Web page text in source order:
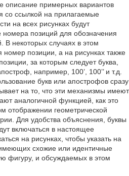
описание примерных вариантов
со ссылкой на прилагаемые
на всех рисунках будут
номера позиций для обозначения
В некоторых случаях в этом
номер позиции, а на рисунках также
за которым следует буква,
например, 100’, 100’’ и т.д.
букв или апострофов сразу
на то, что эти механизмы имеют
аналогичной функцией, как это
отображении геометрической
Для удобства объяснения, буквы
включаться в настоящее
на рисунках, чтобы указать на
схожие или идентичные
фигуру, и обсуждаемых в этом